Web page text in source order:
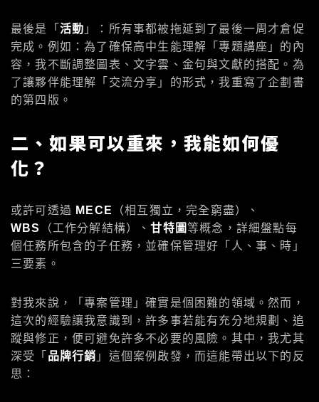
最後是「 活動 」：所有事都被拖延到了最後一周才倉促
完成。例如：為了確保高中生能理解「專題講座」的內
容，我不斷調整圖表、文字雲、金句與文獻的搭配。為
了讓夥伴能理解「交流分享」的形式，我重寫了企劃書
的第四版。
二、如果可以重來，我能如何優
化？
或許可透過 MECE
（相互獨立，完全窮盡）、
WBS
（工作分解結構）、甘特圖等概念，詳細盤點每
個任務所包含的子任務，並確保管理好「人、事、時」
三要素。
對我來說，「專案管理」確實是個困難的領域。然而，
這次的經驗讓我意識到，許多事若能有充分地規劃、追
蹤與修正，便可避免許多不必要的風險。其中，我尤其
深受「 品牌行銷 」這個案例啟發，而這能帶出以下的反
思：